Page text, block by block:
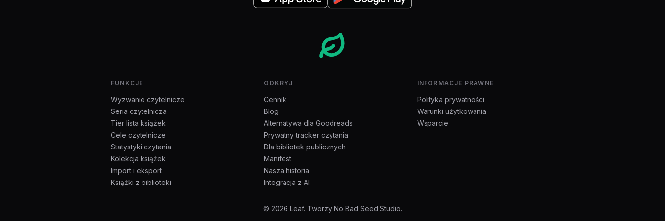
FUNKCJE
Wyzwanie czytelnicze
Seria czytelnicza
Tier lista książek
Cele czytelnicze
Statystyki czytania
Kolekcja książek
Import i eksport
Książki z biblioteki
ODKRYJ
Cennik
Blog
Alternatywa dla Goodreads
Prywatny tracker czytania
Dla bibliotek publicznych
Manifest
Nasza historia
Integracja z AI
INFORMACJE PRAWNE
Polityka prywatności
Warunki użytkowania
Wsparcie
© 2026 Leaf. Tworzy No Bad Seed Studio.